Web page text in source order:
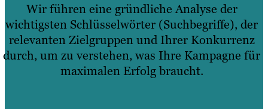
Wir führen eine gründliche Analyse der
wichtigsten Schlüsselwörter (Suchbegriffe), der
relevanten Zielgruppen und Ihrer Konkurrenz
durch, um zu verstehen, was Ihre Kampagne für
maximalen Erfolg braucht.